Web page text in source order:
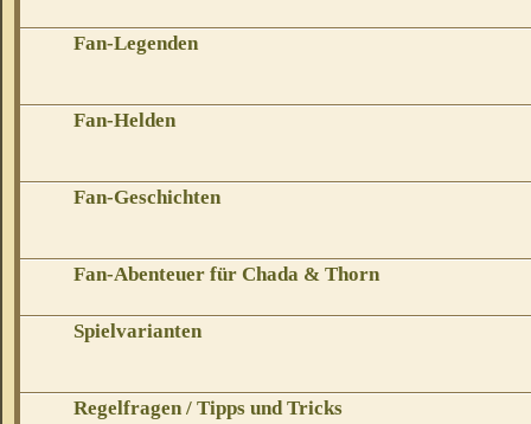
Fan-Legenden
Fan-Helden
Fan-Geschichten
Fan-Abenteuer für Chada & Thorn
Spielvarianten
Regelfragen / Tipps und Tricks